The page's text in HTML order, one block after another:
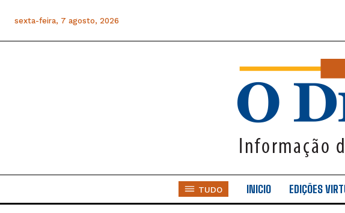
sexta-feira, 7 agosto, 2026
TUDO INICIO EDIÇÕES